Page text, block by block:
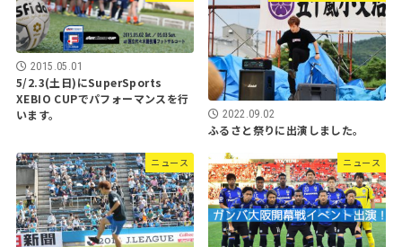
2015.05.01
5/2.3(土日)にSuperSports
XEBIO CUPでパフォーマンスを行
います。
2022.09.02
ふるさと祭りに出演しました。
ニュース ニュース